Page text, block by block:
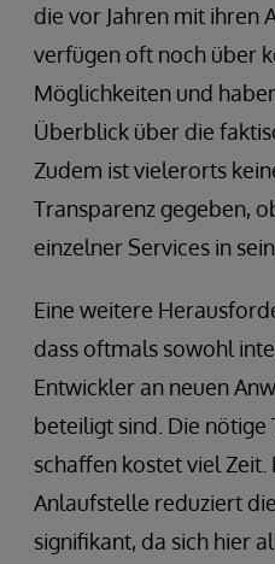
die vor Jahren mit ihren
verfügen oft noch über
Möglichkeiten und
Überblick über die
Zudem ist vielerorts
Transparenz gegeben,
einzelner Services in
Eine weitere
dass oftmals sowohl
Entwickler an neuen
beteiligt sind. Die nötige
schaffen kostet viel Zeit.
Anlaufstelle reduziert
signifikant, da sich hier